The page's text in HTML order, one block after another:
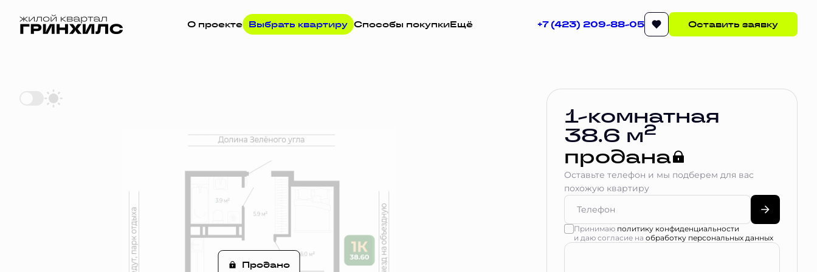
О проекте Выбрать квартиру Способы покупкиЕщё +7 (423) 209-88-05 Оставить заявку
1-комнатная38.6 м Цена по запросу
Продано
1-комнатная
38.6 м2
продана
Оставьте телефон и мы подберем для вас
похожую квартиру
Принимаю политику конфиденциальности
и даю согласие на обработку персональных данных